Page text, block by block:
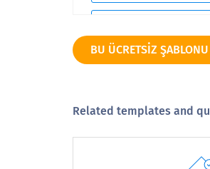
7
9
BU ÜCRETSIZ
Related templates and